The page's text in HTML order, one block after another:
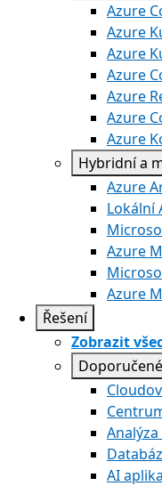
Azure
Azure
Azure
Azure
Azure
Azure
Azure
Hybridní a
Azure
Lokální
Azure
Azure
Řešení
Zobrazit
Doporučené
AI